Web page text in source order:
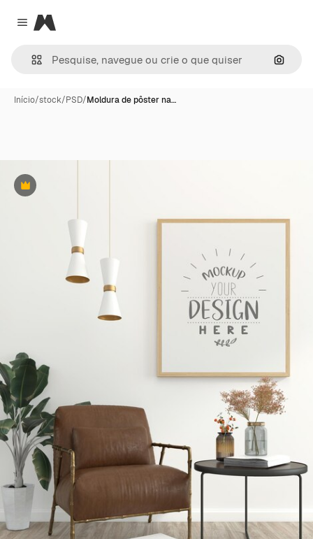
Close menu
Magnific
Início/stock/PSD/Moldura de pôster na…
Premium